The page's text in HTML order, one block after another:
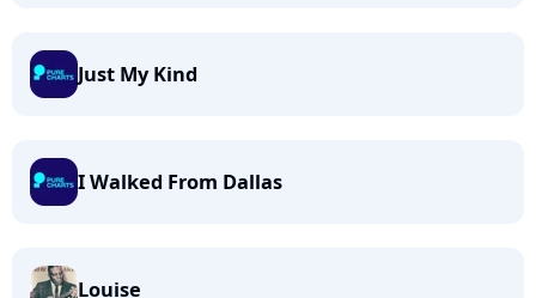
Just My Kind
I Walked From Dallas
Louise